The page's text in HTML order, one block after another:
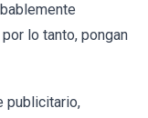
lo tanto, pongan
publicitario,